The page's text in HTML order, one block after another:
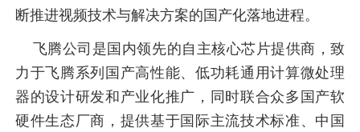
断推进视频技术与解决方案的国产化落地进程。
飞腾公司是国内领先的自主核心芯片提供商，致
力于飞腾系列国产高性能、低功耗通用计算微处理
器的设计研发和产业化推广，同时联合众多国产软
硬件生态厂商，提供基于国际主流技术标准、中国